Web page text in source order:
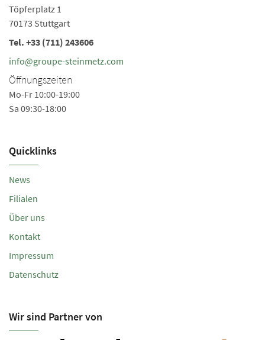
Töpferplatz 1
70173 Stuttgart
Tel. +33 (711) 243606
info@groupe-steinmetz.com
Öffnungszeiten
Mo-Fr 10:00-19:00
Sa 09:30-18:00
Quicklinks
News
Filialen
Über uns
Kontakt
Impressum
Datenschutz
Wir sind Partner von